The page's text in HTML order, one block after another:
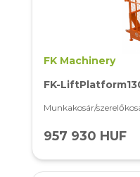
FK Machinery
FK-
Munkakosár/
957 930 HUF